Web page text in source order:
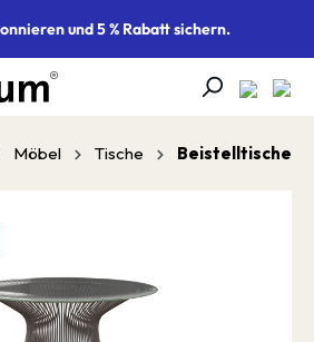
und 5 % Rabatt sichern.
Möbel Tische Beistelltische